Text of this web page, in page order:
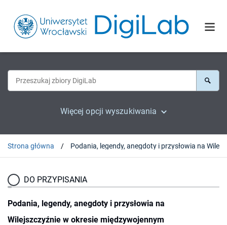
Więcej opcji wyszukiwania
Strona główna
DO PRZYPISANIA
Podania, legendy, anegdoty i przysłowia na
Wilejszczyźnie w okresie międzywojennym